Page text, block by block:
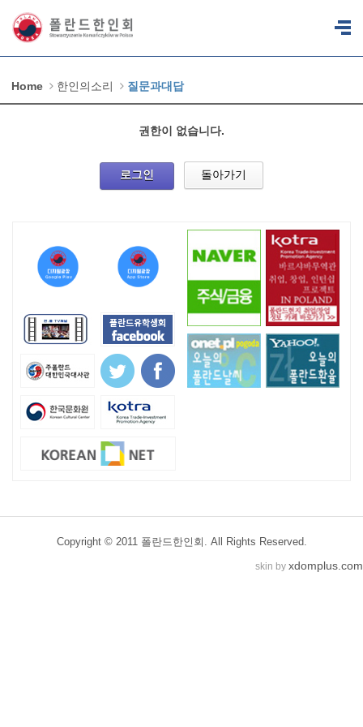
Home 한인의소리 질문과대답
권한이 없습니다.
로그인 돌아가기
Copyright © 2011 폴란드한인회. All Rights Reserved.
skin by xdomplus.com